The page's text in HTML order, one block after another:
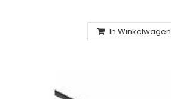
In Winkelwagen